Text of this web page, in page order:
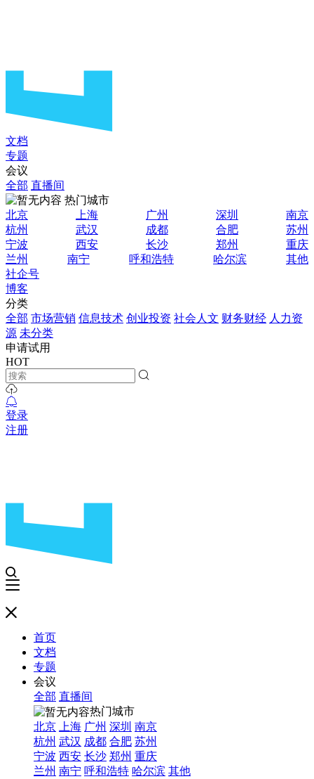
文档
专题
会议
全部 直播间
热门城市
北京
上海 广州 深圳
南京
杭州
武汉 成都 合肥
苏州
宁波
西安 长沙 郑州
重庆
兰州
南宁 呼和浩特 哈尔滨
其他
社企号
博客
分类
全部 市场营销 信息技术 创业投资 社会人文 财务财经 人力资
源 未分类
申请试用
HOT
登录
注册
首页
文档
专题
会议
全部 直播间
热门城市
北京
上海 广州 深圳 南京
杭州 武汉 成都 合肥 苏州
宁波 西安 长沙 郑州 重庆
兰州 南宁 呼和浩特 哈尔滨 其他